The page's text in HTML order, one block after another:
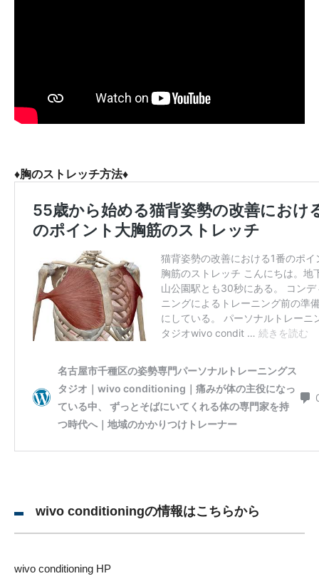
♦胸のストレッチ方法♦
wivo conditioningの情報はこちらから
wivo conditioning HP